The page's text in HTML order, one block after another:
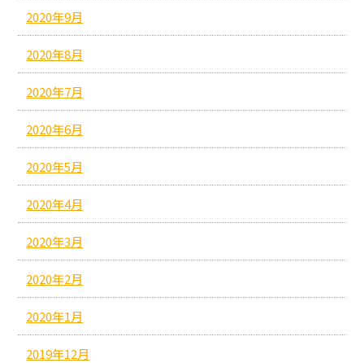
2020年9月
2020年8月
2020年7月
2020年6月
2020年5月
2020年4月
2020年3月
2020年2月
2020年1月
2019年12月